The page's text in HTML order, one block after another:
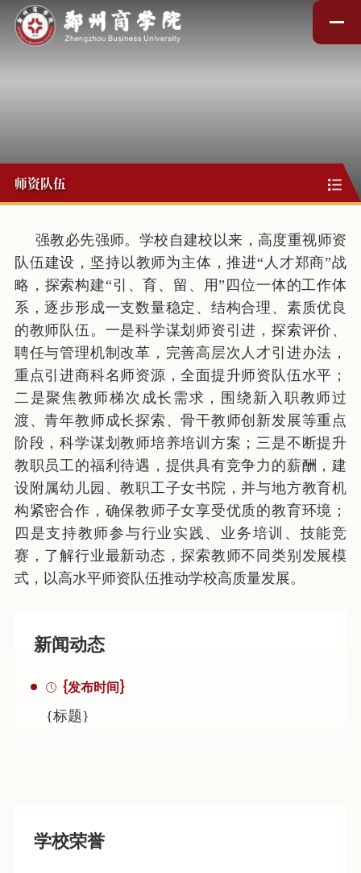
师资队伍
强教必先强师。学校自建校以来，高度重视师资
队伍建设，坚持以教师为主体，推进“人才郑商”战
略，探索构建“引、育、留、用”四位一体的工作体
系，逐步形成一支数量稳定、结构合理、素质优良
的教师队伍。一是科学谋划师资引进，探索评价、
聘任与管理机制改革，完善高层次人才引进办法，
重点引进商科名师资源，全面提升师资队伍水平；
二是聚焦教师梯次成长需求，围绕新入职教师过
渡、青年教师成长探索、骨干教师创新发展等重点
阶段，科学谋划教师培养培训方案；三是不断提升
教职员工的福利待遇，提供具有竞争力的薪酬，建
设附属幼儿园、教职工子女书院，并与地方教育机
构紧密合作，确保教师子女享受优质的教育环境；
四是支持教师参与行业实践、业务培训、技能竞
赛，了解行业最新动态，探索教师不同类别发展模
式，以高水平师资队伍推动学校高质量发展。
新闻动态
{发布时间}
{标题}
学校荣誉